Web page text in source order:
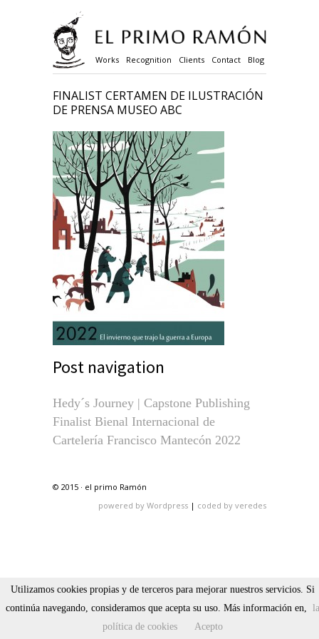
Works Recognition Clients Contact Blog
FINALIST CERTAMEN DE ILUSTRACIÓN
DE PRENSA MUSEO ABC
Post navigation
Hedy´s Journey | Capstone Publishing
Finalist Bienal Internacional de
Cartelería Francisco Mantecón 2022
© 2015 · el primo Ramón
powered by Wordpress | coded by veredes
Utilizamos cookies propias y de terceros para mejorar nuestros servicios. Si
continúa navegando, consideramos que acepta su uso. Más información en, la
política de cookies
Acepto